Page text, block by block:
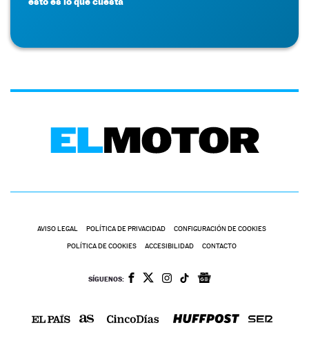
AVISO LEGAL POLÍTICA DE PRIVACIDAD CONFIGURACIÓN DE COOKIES
POLÍTICA DE COOKIES ACCESIBILIDAD CONTACTO
SÍGUENOS: